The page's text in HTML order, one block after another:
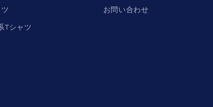
Tシャツ
お問い合わせ